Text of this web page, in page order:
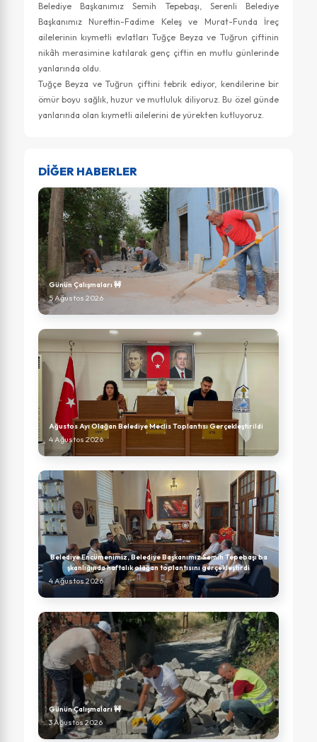
Belediye Başkanımız Semih Tepebaşı, Serenli Belediye
Başkanımız Nurettin-Fadime Keleş ve Murat-Funda İreç
ailelerinin kıymetli evlatları Tuğçe Beyza ve Tuğrun çiftinin
nikâh merasimine katılarak genç çiftin en mutlu günlerinde
yanlarında oldu.
Tuğçe Beyza ve Tuğrun çiftini tebrik ediyor, kendilerine bir
ömür boyu sağlık, huzur ve mutluluk diliyoruz. Bu özel günde
yanlarında olan kıymetli ailelerini de yürekten kutluyoruz.
DİĞER HABERLER
Günün Çalışmaları 🚧
5 Ağustos 2026
Ağustos Ayı Olağan Belediye Meclis Toplantısı Gerçekleştirildi
4 Ağustos 2026
Belediye Encümenimiz, Belediye Başkanımız Semih Tepebaşı ba
şkanlığında haftalık olağan toplantısını gerçekleştirdi
4 Ağustos 2026
Günün Çalışmaları 🚧
3 Ağustos 2026